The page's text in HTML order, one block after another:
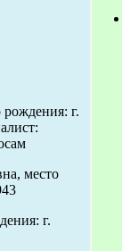
г.
место
г.